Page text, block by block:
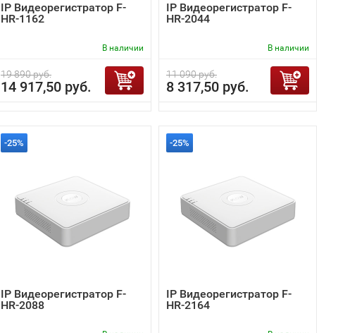
IP Видеорегистратор F-
HR-1162
В наличии
19 890 руб.
14 917,50 руб.
IP Видеорегистратор F-
HR-2044
В наличии
11 090 руб.
8 317,50 руб.
-25%
IP Видеорегистратор F-
HR-2088
-25%
IP Видеорегистратор F-
HR-2164